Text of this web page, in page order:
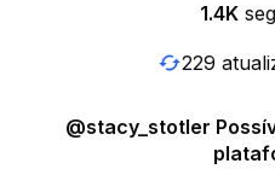
1.4K
229
@stacy_stotler